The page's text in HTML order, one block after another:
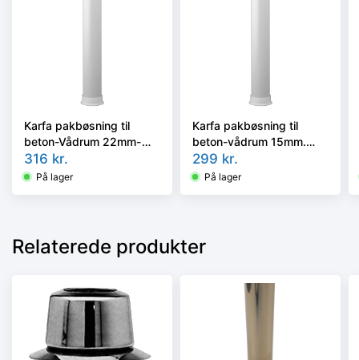
Karfa pakbøsning til
beton-Vådrum 22mm-
1/2''. 210-400mm
316 kr.
På lager
Karfa pakbøsning til
beton-vådrum 15mm.
210-400mm
299 kr.
På lager
Relaterede produkter